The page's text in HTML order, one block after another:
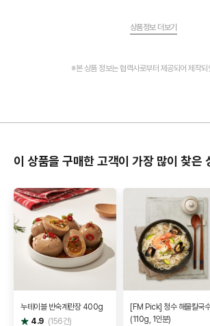
상품정보 더보기
※본 상품 정보는 협력사로부터 제공되어 제작되
이 상품을 구매한 고객이 가장 많이 찾은
누테이블 반숙계란장 400g
별 4.9 (156건)
[FM Pick] 청수 해물칼국수
(110g, 1인분)